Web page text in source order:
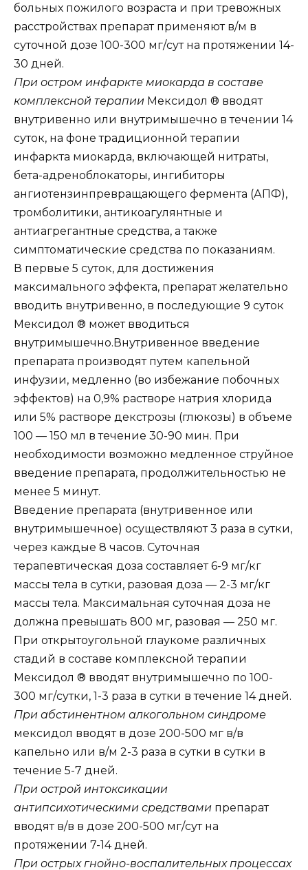
больных пожилого возраста и при тревожных
расстройствах препарат применяют в/м в
суточной дозе 100-300 мг/сут на протяжении 14-
30 дней.
При остром инфаркте миокарда в составе
комплексной терапии Мексидол ® вводят
внутривенно или внутримышечно в течении 14
суток, на фоне традиционной терапии
инфаркта миокарда, включающей нитраты,
бета-адреноблокаторы, ингибиторы
ангиотензинпревращающего фермента (АПФ),
тромболитики, антикоагулянтные и
антиагрегантные средства, а также
симптоматические средства по показаниям.
В первые 5 суток, для достижения
максимального эффекта, препарат желательно
вводить внутривенно, в последующие 9 суток
Мексидол ® может вводиться
внутримышечно.Внутривенное введение
препарата производят путем капельной
инфузии, медленно (во избежание побочных
эффектов) на 0,9% растворе натрия хлорида
или 5% растворе декстрозы (глюкозы) в объеме
100 — 150 мл в течение 30-90 мин. При
необходимости возможно медленное струйное
введение препарата, продолжительностью не
менее 5 минут.
Введение препарата (внутривенное или
внутримышечное) осуществляют 3 раза в сутки,
через каждые 8 часов. Суточная
терапевтическая доза составляет 6-9 мг/кг
массы тела в сутки, разовая доза — 2-3 мг/кг
массы тела. Максимальная суточная доза не
должна превышать 800 мг, разовая — 250 мг.
При открытоугольной глаукоме различных
стадий в составе комплексной терапии
Мексидол ® вводят внутримышечно по 100-
300 мг/сутки, 1-3 раза в сутки в течение 14 дней.
При абстинентном алкогольном синдроме
мексидол вводят в дозе 200-500 мг в/в
капельно или в/м 2-3 раза в сутки в сутки в
течение 5-7 дней.
При острой интоксикации
антипсихотическими средствами препарат
вводят в/в в дозе 200-500 мг/сут на
протяжении 7-14 дней.
При острых гнойно-воспалительных процессах